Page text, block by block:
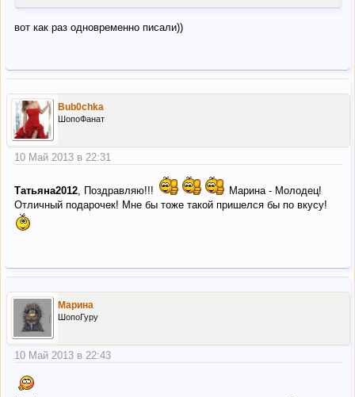
вот как раз одновременно писали))
Bub0chka
ШопоФанат
10 Май 2013 в 22:31
Татьяна2012, Поздравляю!!!
Марина - Молодец!
Отличный подарочек! Мне бы тоже такой пришелся бы по вкусу!
Марина
ШопоГуру
10 Май 2013 в 22:43